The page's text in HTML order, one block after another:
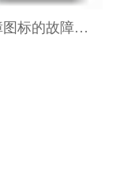
无故障图标的故障分析排除